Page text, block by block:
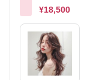
¥18,500